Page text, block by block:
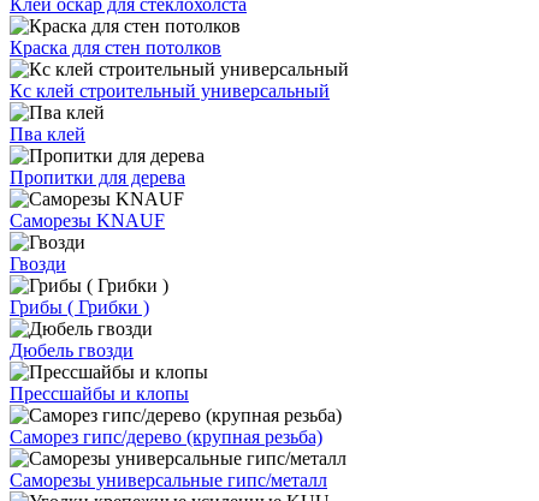
Клей оскар для стеклохолста
Краска для стен потолков
Кс клей строительный универсальный
Пва клей
Пропитки для дерева
Саморезы KNAUF
Гвозди
Грибы ( Грибки )
Дюбель гвозди
Прессшайбы и клопы
Саморез гипс/дерево (крупная резьба)
Саморезы универсальные гипс/металл